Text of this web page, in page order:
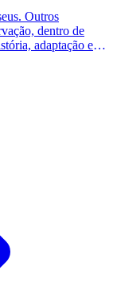
Outros
dentro de
adaptação e
durante a visita ao
dos recursos
o futuro da